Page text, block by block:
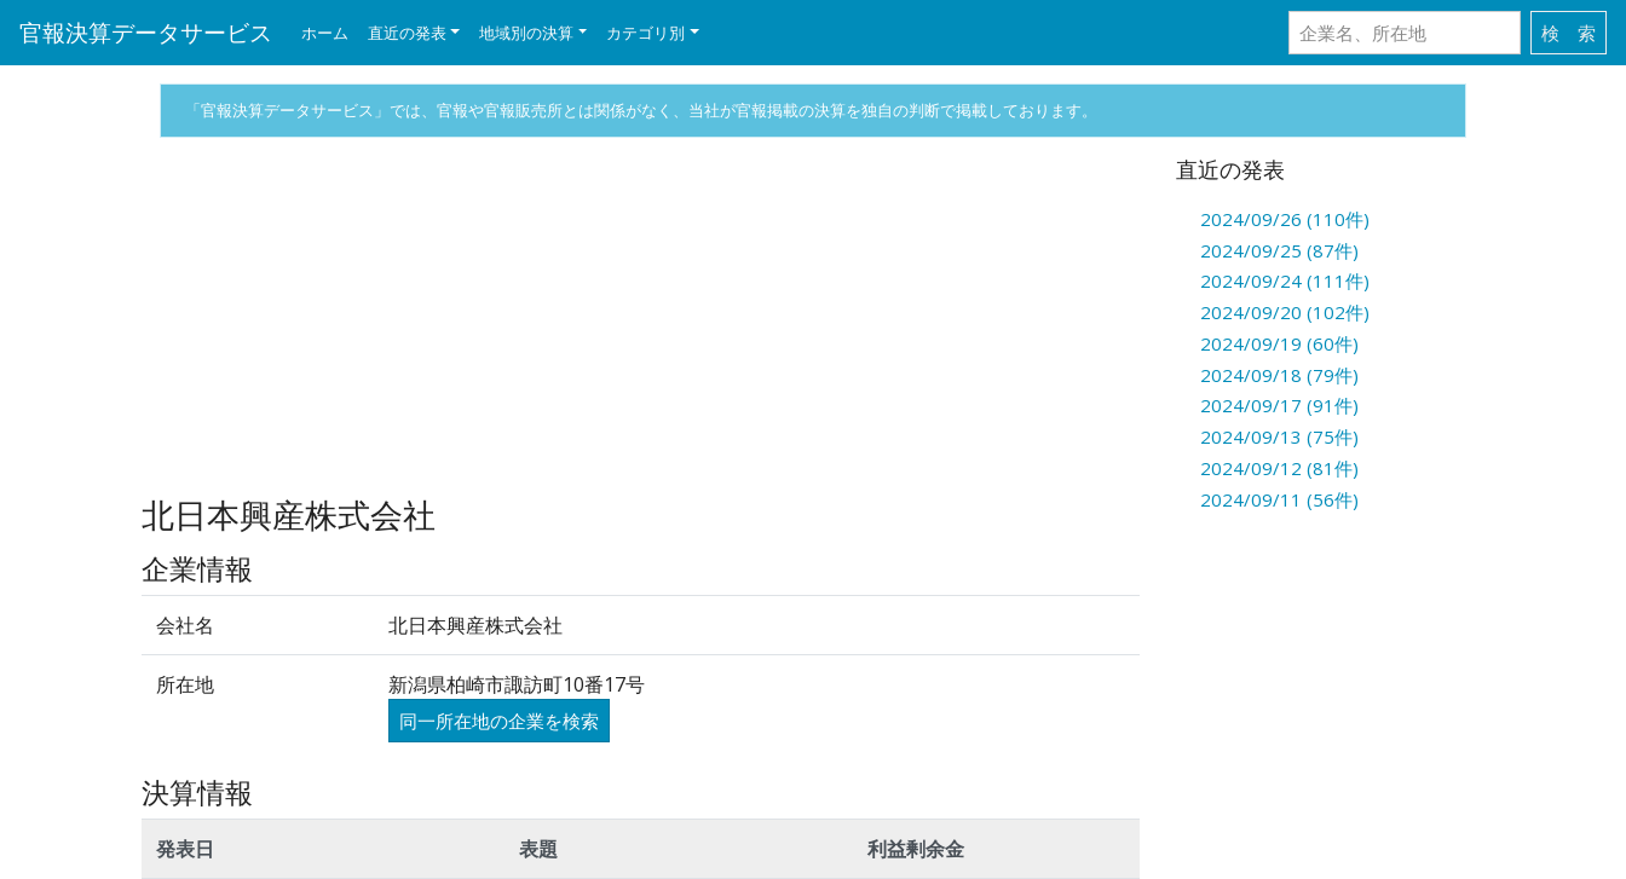
官報決算データサービス ホーム 直近の発表 地域別の決算 カテゴリ別
「官報決算データサービス」では、官報や官報販売所とは関係がなく、当社が官報掲載の決算を独自の判断で掲載しております。
北日本興産株式会社
企業情報
会社名 北日本興産株式会社
所在地 新潟県柏崎市諏訪町10番17号
同一所在地の企業を検索
決算情報
発表日 表題 利益剰余金
直近の発表
2024/09/26 (110件)
2024/09/25 (87件)
2024/09/24 (111件)
2024/09/20 (102件)
2024/09/19 (60件)
2024/09/18 (79件)
2024/09/17 (91件)
2024/09/13 (75件)
2024/09/12 (81件)
2024/09/11 (56件)